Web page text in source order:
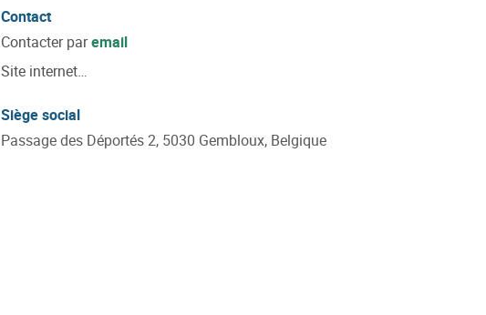
Contact
Contacter paremail
Site internet
Siège social
Passage des Déportés 2, 5030 Gembloux, Belgique